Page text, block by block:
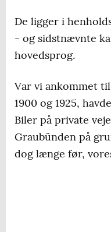
De ligger i
- og sidstnævnte
hovedsprog.
Var vi ankommet
1900 og 1925,
Biler på private
Graubünden på
dog længe før,